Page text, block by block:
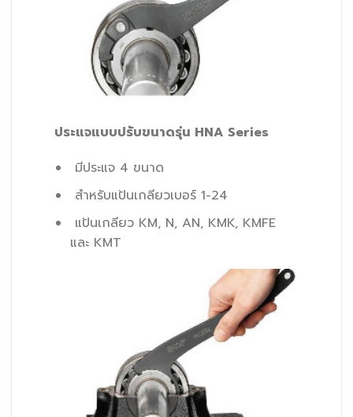
ประแจแบบปรับขนาดรุ่น HNA Series
มีประแจ 4 ขนาด
สำหรับแป้นเกลียวเบอร์ 1-24
แป้นเกลียว KM, N, AN, KMK, KMFE
และ KMT